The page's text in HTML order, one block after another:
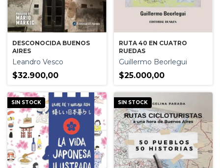
DESCONOCIDA BUENOS
AIRES
Leandro Vesco
$32.900,00
RUTA 40 EN CUATRO
RUEDAS
Guillermo Beorlegui
$25.000,00
SIN STOCK SIN STOCK